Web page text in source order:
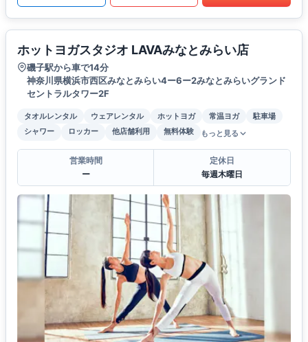
ホットヨガスタジオ LAVAみなとみらい店
磯子駅から車で14分
神奈川県横浜市西区みなとみらい4ー6ー2みなとみらいグランド
セントラルタワー2F
タオルレンタル ウェアレンタル ホットヨガ 常温ヨガ
駐車場
シャワー
ロッカー 他店舗利用 無料体験 もっと見る
営業時間
ー
定休日
毎週木曜日